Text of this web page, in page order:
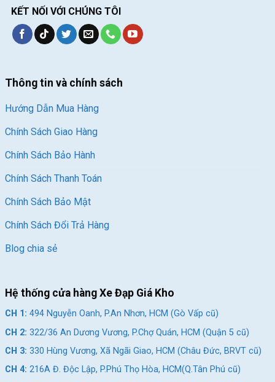
KẾT NỐI VỚI CHÚNG TÔI
Thông tin và chính sách
Hướng Dẫn Mua Hàng
Chính Sách Giao Hàng
Chính Sách Bảo Hành
Chính Sách Thanh Toán
Chính Sách Bảo Mật
Chính Sách Đổi Trả Hàng
Blog chia sẻ
Hệ thống cửa hàng Xe Đạp Giá Kho
CH 1: 494 Nguyễn Oanh, P.An Nhơn, HCM (Gò Vấp cũ)
CH 2: 322/36 An Dương Vương, P.Chợ Quán, HCM (Quận 5 cũ)
CH 3: 330 Hùng Vương, Xã Ngãi Giao, HCM (Châu Đức, BRVT cũ)
CH 4: 216A Đ. Độc Lập, P.Phú Thọ Hòa, HCM(Q.Tân Phú cũ)